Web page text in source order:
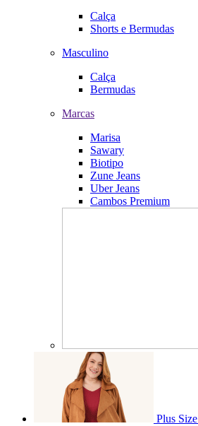
Calça
Shorts e Bermudas
Masculino
Calça
Bermudas
Marcas
Marisa
Sawary
Biotipo
Zune Jeans
Uber Jeans
Cambos Premium
Plus Size